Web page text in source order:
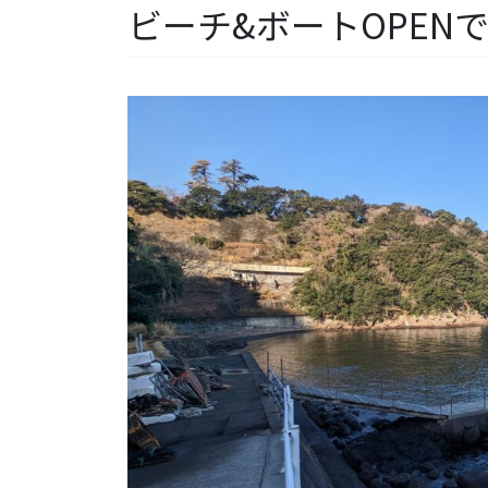
ビーチ&ボートOPEN